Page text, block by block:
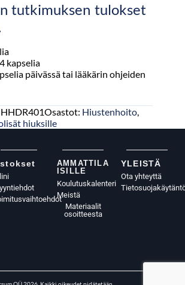
tutkimuksen tulokset
4 kapselia
päivässä tai lääkärin ohjeiden
HHDR401Osastot: Hiustenhoito,
hiuksille
AMMATTILA
ISILLE
Koulutuskalenteri
Meistä
Materiaalit
osoitteesta
YLEISTÄ
Ota yhteyttä